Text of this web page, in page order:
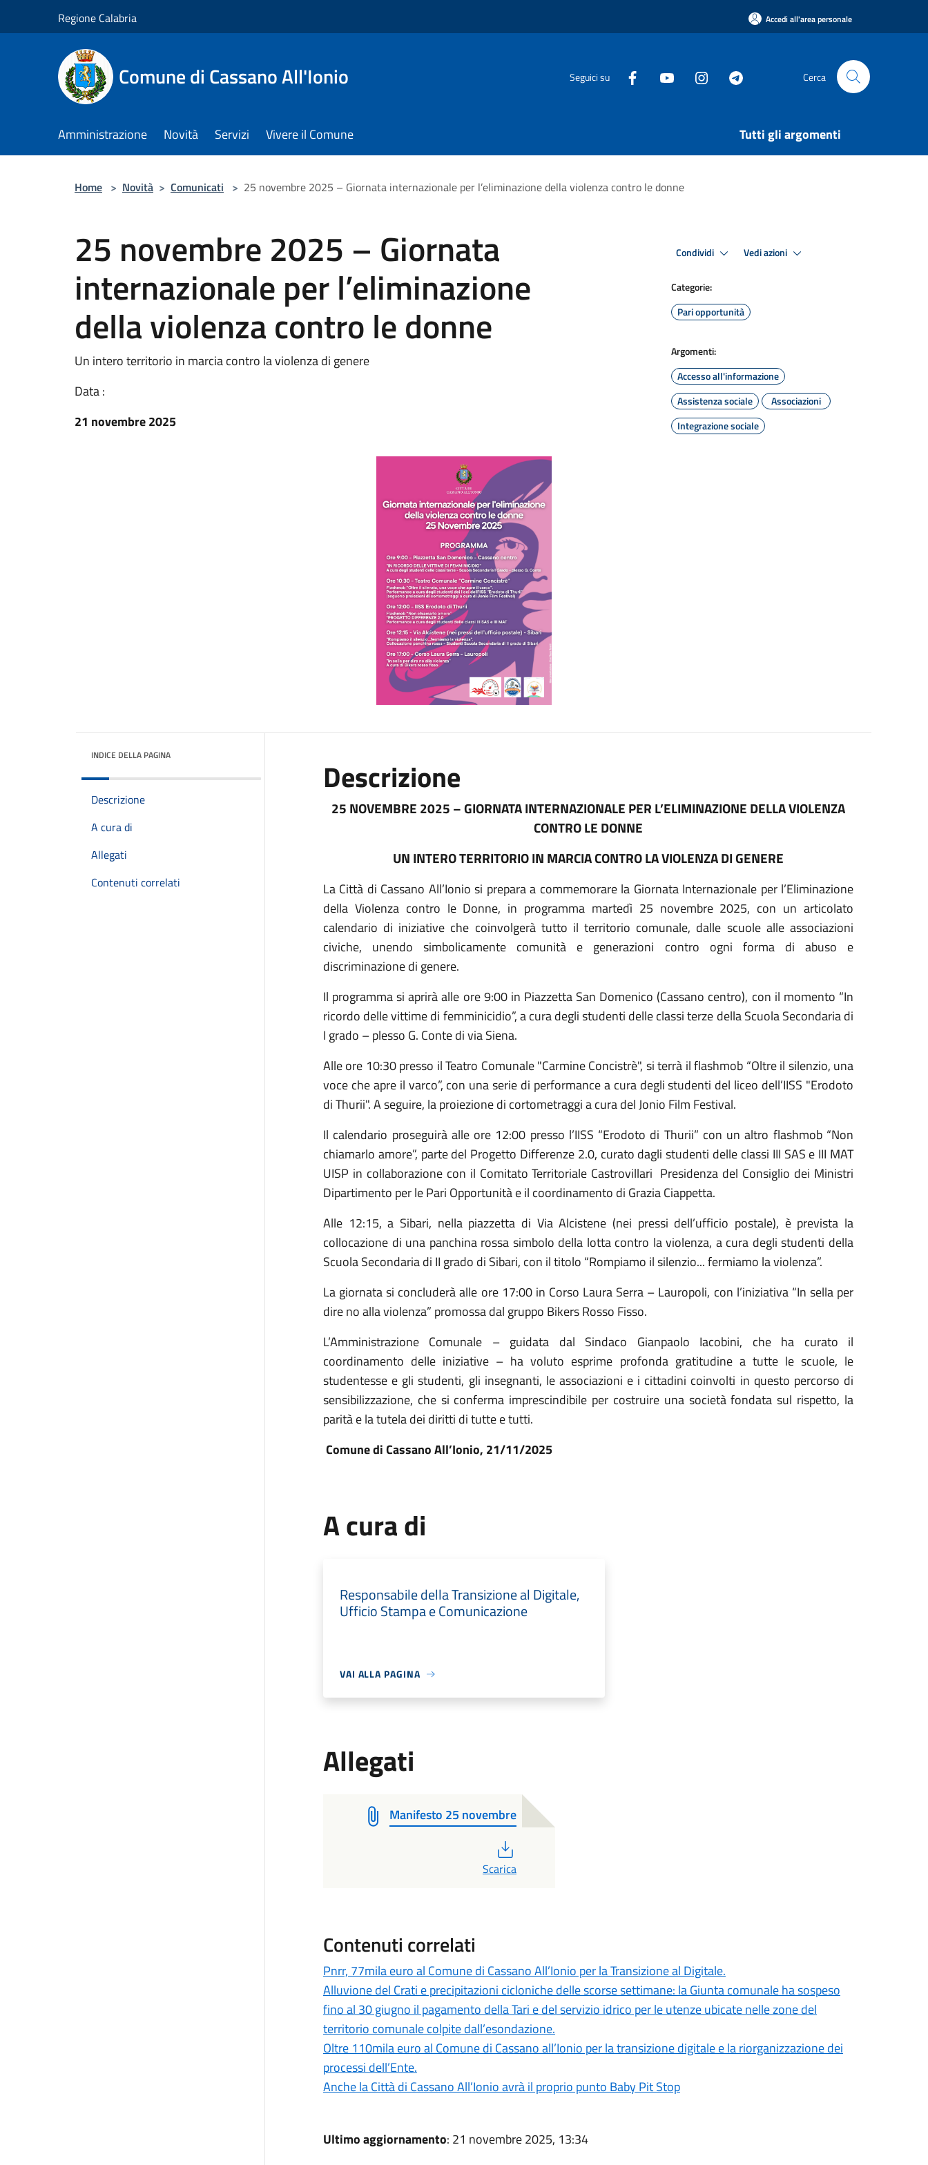
Regione Calabria Accedi all'area personale
Comune di Cassano All'Ionio Seguici su Cerca
Amministrazione Novità Servizi Vivere il Comune Tutti gli argomenti
Home > Novità > Comunicati > 25 novembre 2025 – Giornata internazionale per l’eliminazione della violenza contro le donne
25 novembre 2025 – Giornata
internazionale per l’eliminazione
della violenza contro le donne
Un intero territorio in marcia contro la violenza di genere
Data :
21 novembre 2025
Condividi Vedi azioni
Categorie:
Pari opportunità
Argomenti:
Accesso all'informazione
Assistenza sociale
Associazioni
Integrazione sociale
INDICE DELLA PAGINA
Descrizione
A cura di
Allegati
Contenuti correlati
Descrizione
25 NOVEMBRE 2025 – GIORNATA INTERNAZIONALE PER L’ELIMINAZIONE DELLA VIOLENZA
CONTRO LE DONNE
UN INTERO TERRITORIO IN MARCIA CONTRO LA VIOLENZA DI GENERE
La Città di Cassano All’Ionio si prepara a commemorare la Giornata Internazionale per l’Eliminazione
della Violenza contro le Donne, in programma martedì 25 novembre 2025, con un articolato
calendario di iniziative che coinvolgerà tutto il territorio comunale, dalle scuole alle associazioni
civiche, unendo simbolicamente comunità e generazioni contro ogni forma di abuso e
discriminazione di genere.
Il programma si aprirà alle ore 9:00 in Piazzetta San Domenico (Cassano centro), con il momento “In
ricordo delle vittime di femminicidio”, a cura degli studenti delle classi terze della Scuola Secondaria di
I grado – plesso G. Conte di via Siena.
Alle ore 10:30 presso il Teatro Comunale "Carmine Concistrè", si terrà il flashmob “Oltre il silenzio, una
voce che apre il varco”, con una serie di performance a cura degli studenti del liceo dell’IISS "Erodoto
di Thurii". A seguire, la proiezione di cortometraggi a cura del Jonio Film Festival.
Il calendario proseguirà alle ore 12:00 presso l’IISS “Erodoto di Thurii” con un altro flashmob “Non
chiamarlo amore”, parte del Progetto Differenze 2.0, curato dagli studenti delle classi III SAS e III MAT
UISP in collaborazione con il Comitato Territoriale Castrovillari Presidenza del Consiglio dei Ministri
Dipartimento per le Pari Opportunitàe il coordinamento di Grazia Ciappetta.
Alle 12:15, a Sibari, nella piazzetta di Via Alcistene (nei pressi dell’ufficio postale), è prevista la
collocazione di una panchina rossa simbolo della lotta contro la violenza, a cura degli studenti della
Scuola Secondaria di II grado di Sibari, con il titolo “Rompiamo il silenzio... fermiamo la violenza”.
La giornata si concluderà alle ore 17:00 in Corso Laura Serra – Lauropoli, con l’iniziativa “In sella per
dire no alla violenza” promossa dal gruppo Bikers Rosso Fisso.
L’Amministrazione Comunale – guidata dal Sindaco Gianpaolo Iacobini, che ha curato il
coordinamento delle iniziative – ha voluto esprime profonda gratitudine a tutte le scuole, le
studentesse e gli studenti, gli insegnanti, le associazioni e i cittadini coinvolti in questo percorso di
sensibilizzazione, che si conferma imprescindibile per costruire una società fondata sul rispetto, la
parità e la tutela dei diritti di tutte e tutti.
Comune di Cassano All’Ionio, 21/11/2025
A cura di
Responsabile della Transizione al Digitale,
Ufficio Stampa e Comunicazione
VAI ALLA PAGINA
Allegati
Manifesto 25 novembre
Scarica
Contenuti correlati
Pnrr, 77mila euro al Comune di Cassano All’Ionio per la Transizione al Digitale.
Alluvione del Crati e precipitazioni cicloniche delle scorse settimane: la Giunta comunale ha sospeso
fino al 30 giugno il pagamento della Tari e del servizio idrico per le utenze ubicate nelle zone del
territorio comunale colpite dall’esondazione.
Oltre 110mila euro al Comune di Cassano all’Ionio per la transizione digitale e la riorganizzazione dei
processi dell’Ente.
Anche la Città di Cassano All’Ionio avrà il proprio punto Baby Pit Stop
Ultimo aggiornamento: 21 novembre 2025, 13:34